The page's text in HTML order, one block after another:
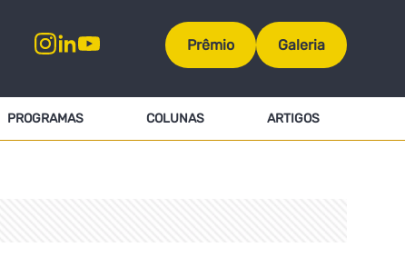
Prêmio Galeria
PROGRAMAS COLUNAS ARTIGOS